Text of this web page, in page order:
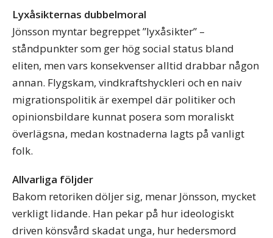
Lyxåsikternas dubbelmoral
Jönsson myntar begreppet ”lyxåsikter” –
ståndpunkter som ger hög social status bland
eliten, men vars konsekvenser alltid drabbar någon
annan. Flygskam, vindkraftshyckleri och en naiv
migrationspolitik är exempel där politiker och
opinionsbildare kunnat posera som moraliskt
överlägsna, medan kostnaderna lagts på vanligt
folk.
Allvarliga följder
Bakom retoriken döljer sig, menar Jönsson, mycket
verkligt lidande. Han pekar på hur ideologiskt
driven könsvård skadat unga, hur hedersmord